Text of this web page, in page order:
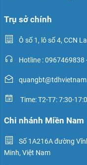
Trụ sở chính
Ô số 1, lô số 4, CCN
Hotline : 0967469838
Time: T2-T7: 7:30-
Chi nhánh Miền Nam
Số 1A216A đường
Minh, Việt Nam